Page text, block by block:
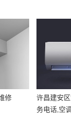
修
许昌建安
务电话,空